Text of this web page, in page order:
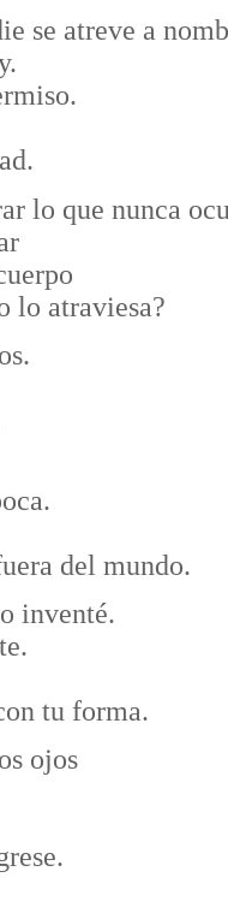
se atreve a
lo que nunca
lo atraviesa?
del mundo.
inventé.
tu forma.
ojos